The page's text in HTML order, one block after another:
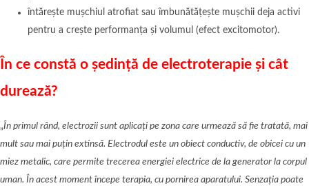
întărește mușchiul atrofiat sau îmbunătățește mușchii deja activi
pentru a crește performanța și volumul (efect excitomotor).
În ce constă o ședință de electroterapie și cât
durează?
„În primul rând, electrozii sunt aplicați pe zona care urmează să fie tratată, mai
mult sau mai puțin extinsă. Electrodul este un obiect conductiv, de obicei cu un
miez metalic, care permite trecerea energiei electrice de la generator la corpul
uman. În acest moment începe terapia, cu pornirea aparatului. Senzația poate